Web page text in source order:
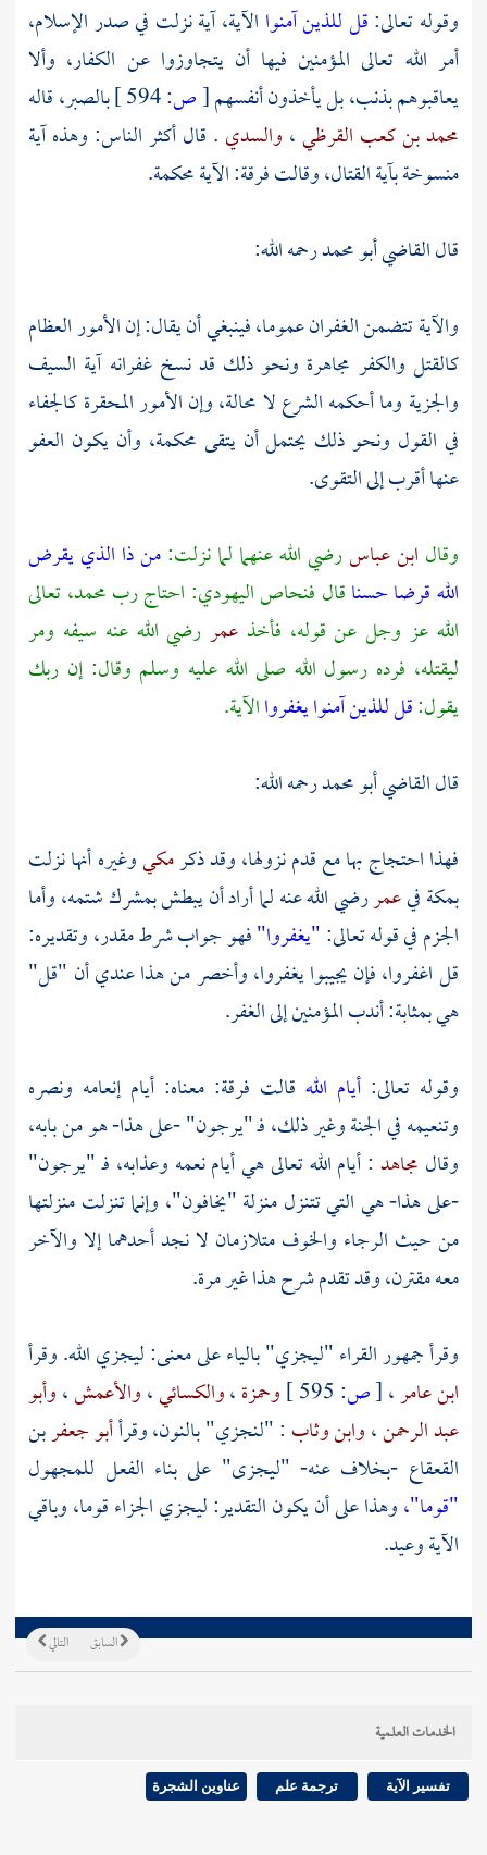
وقوله تعالى:قل للذين آمنوا الآية، آية نزلت في صدر الإسلام،
أمر الله تعالى المؤمنين فيها أن يتجاوزوا عن الكفار، وألا
يعاقبوهم بذنب، بل يأخذون أنفسهم[ص:
بالصبر، قاله
محمد بن كعب القرظي، والسدي . قال أكثر الناس: وهذه آية
منسوخة بآية القتال، وقالت فرقة: الآية محكمة.
قالالقاضي أبو محمدرحمه الله:
والآية تتضمن الغفران عموما، فينبغي أن يقال: إن الأمور العظام
كالقتل والكفر مجاهرة ونحو ذلك قد نسخ غفرانه آية السيف
والجزية وما أحكمه الشرع لا محالة، وإن الأمور المحقرة كالجفاء
في القول ونحو ذلك يحتمل أن يتقى محكمة، وأن يكون العفو
عنها أقرب إلى التقوى.
وقال ابن عباسرضي الله عنهما لما نزلت:من ذا الذي يقرض
الله قرضا حسناقال فنحاص اليهودي: احتاج ربمحمد،تعالى
الله عز وجل عن قوله، فأخذ عمر رضي الله عنه سيفه ومر
ليقتله، فرده رسول الله صلى الله عليه وسلم وقال: إن ربك
يقول:قل للذين آمنوا يغفرواالآية.
قالالقاضي أبو محمدرحمه الله:
فهذا احتجاج بها مع قدم نزولها، وقد ذكرمكيوغيره أنها نزلت
بمكةفيعمررضي الله عنه لما أراد أن يبطش بمشرك شتمه، وأما
الجزم في قوله تعالى:"يغفروا"فهو جواب شرط مقدر، وتقديره:
قل اغفروا، فإن يجيبوا يغفروا، وأخصر من هذا عندي أن "قل"
هي بمثابة: أندب المؤمنين إلى الغفر.
وقوله تعالى:أيام الله قالت فرقة: معناه: أيام إنعامه ونصره
وتنعيمه في الجنة وغير ذلك، فـ "يرجون" -على هذا- هو من بابه،
وقال مجاهد : أيام الله تعالى هي أيام نعمه وعذابه، فـ "يرجون"
-على هذا- هي التي تتنزل منزلة "يخافون"، وإنما تنزلت منزلتها
من حيث الرجاء والخوف متلازمان لا نجد أحدهما إلا والآخر
معه مقترن، وقد تقدم شرح هذا غير مرة.
وقرأ جمهور القراء "ليجزي" بالياء على معنى: ليجزي الله. وقرأ
ابن عامر،[ص: وحمزة،والكسائي،والأعمش،وأبو
عبد الرحمن،وابن وثاب : "لنجزي" بالنون، وقرأأبو جعفربن
القعقاع -بخلاف عنه- "ليجزى" على بناء الفعل للمجهول
"قوما"،وهذا على أن يكون التقدير: ليجزي الجزاء قوما، وباقي
الآية وعيد.
التالي السابق
الخدمات العلمية
تفسير الآية ترجمة علم عناوين الشجرة